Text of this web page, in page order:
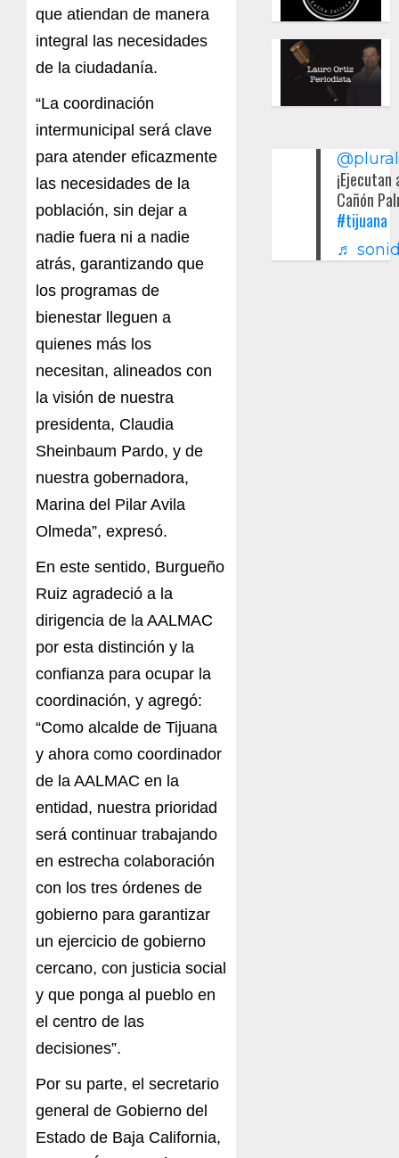
que atiendan de manera
integral las necesidades
de la ciudadanía.
“La coordinación
intermunicipal será clave
para atender eficazmente
las necesidades de la
población, sin dejar a
nadie fuera ni a nadie
atrás, garantizando que
los programas de
bienestar lleguen a
quienes más los
necesitan, alineados con
la visión de nuestra
presidenta, Claudia
Sheinbaum Pardo, y de
nuestra gobernadora,
Marina del Pilar Avila
Olmeda”, expresó.
En este sentido, Burgueño
Ruiz agradeció a la
dirigencia de la AALMAC
por esta distinción y la
confianza para ocupar la
coordinación, y agregó:
“Como alcalde de Tijuana
y ahora como coordinador
de la AALMAC en la
entidad, nuestra prioridad
será continuar trabajando
en estrecha colaboración
con los tres órdenes de
gobierno para garantizar
un ejercicio de gobierno
cercano, con justicia social
y que ponga al pueblo en
el centro de las
decisiones”.
Por su parte, el secretario
general de Gobierno del
Estado de Baja California,
Cañón
#tijuana
♬